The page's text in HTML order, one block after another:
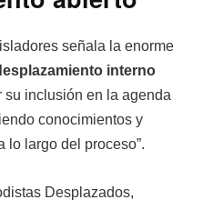
señala la enorme
interno
su inclusión en la agenda
conocimientos y
lo largo del proceso”.
Desplazados,